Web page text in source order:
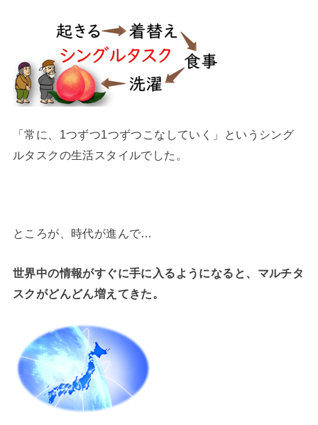
「常に、1つずつ1つずつこなしていく」というシング
ルタスクの生活スタイルでした。
ところが、時代が進んで…
世界中の情報がすぐに手に入るようになると、マルチタ
スクがどんどん増えてきた。